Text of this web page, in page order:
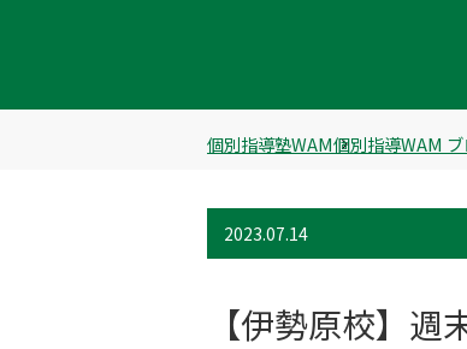
個別指導塾WAM個別指導WAM
2023.07.14
【伊勢原校】